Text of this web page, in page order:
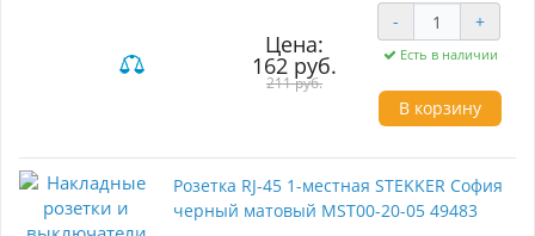
Элегантный дизайн и универсальный цвет
делают её подходящей для любого стиля, от
минимализма до классики.
Преимущества:
- Два гнезда позволяют одновременно
подключать несколько устройств, что удобно в
- Наличие заземления обеспечивает
помещениях с высокой влажностью.
- Высококачественные материалы
гарантируют долгий срок службы и надежную
Цена:
162 руб.
211 руб.
- +
Есть в наличии
В корзину
Розетка RJ-45 1-местная STEKKER София
черный матовый MST00-20-05 49483